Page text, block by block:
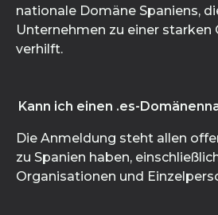
nationale Domäne Spaniens,
Unternehmen zu einer starken
verhilft.
Kann ich einen .es-
Die Anmeldung steht allen
zu Spanien haben,
Organisationen und